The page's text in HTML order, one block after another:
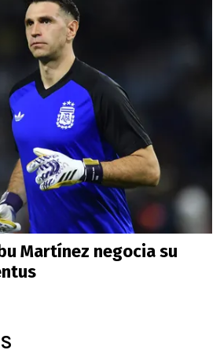
Martínez negocia su